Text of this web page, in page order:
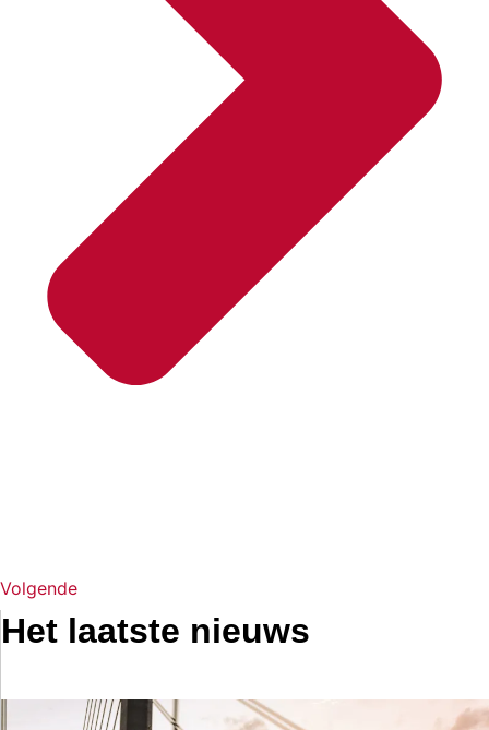
Volgende
Het laatste nieuws